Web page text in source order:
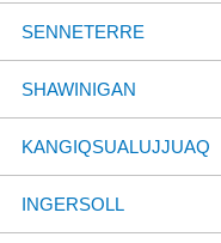
SENNETERRE
SHAWINIGAN
KANGIQSUALUJJUAQ
INGERSOLL